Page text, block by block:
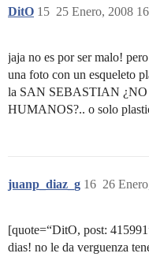
DitO 25 Enero, 2008
15
jaja no es por ser malo!
una foto con un esqueleto
la SAN SEBASTIAN
HUMANOS?.. o solo
juanp_diaz_g 26
16
[quote=“DitO, post:
dias! no le da verguenza